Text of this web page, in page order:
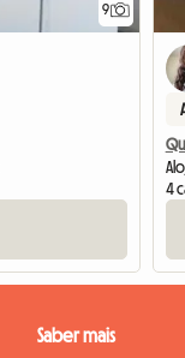
9
4
Saber mais